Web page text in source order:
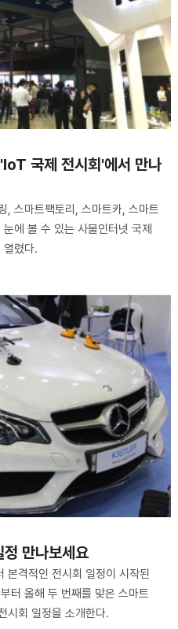
국제 전시회'에서 만나
, 스마트팩토리, 스마트카, 스마트
에 볼 수 있는 사물인터넷 국제
열렸다.
만나보세요
본격적인 전시회 일정이 시작된
터 올해 두 번째를 맞은 스마트
시회 일정을 소개한다.